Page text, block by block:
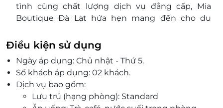
tình cùng chất lượng dịch vụ đẳng cấp, Mia
Boutique Đà Lạt hứa hẹn mang đến cho du
dừng chân.
Điều kiện sử dụng
Ngày áp dụng: Chủ nhật - Thứ 5.
Số khách áp dụng: 02 khách.
Dịch vụ bao gồm:
Lưu trú (hạng phòng): Standard